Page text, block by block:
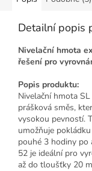
Detailní popis
Nivelační hmota
řešení pro
Popis produktu:
Nivelační hmota
prášková směs,
vysokou pevností.
umožňuje
pouhé 3 hodiny po
52 je ideální pro
až do tloušťky 20